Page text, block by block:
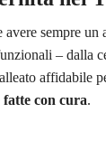
avere sempre un
– dalla
affidabile
fatte con cura.